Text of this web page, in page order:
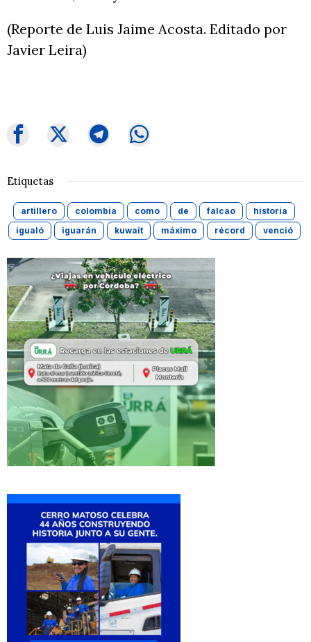
(Reporte de Luis Jaime Acosta. Editado por
Javier Leira)
Etiquetas
artillero colombia como de falcao
historia
igualó
iguarán kuwait máximo récord venció